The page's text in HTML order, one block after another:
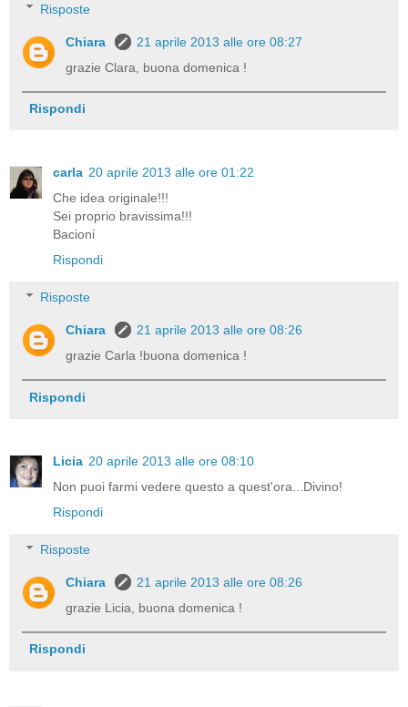
Risposte
Chiara
21 aprile 2013 alle ore 08:27
grazie Clara, buona domenica !
Rispondi
carla 20 aprile 2013 alle ore 01:22
Che idea originale!!!
Sei proprio bravissima!!!
Bacioni
Rispondi
Risposte
Chiara
21 aprile 2013 alle ore 08:26
grazie Carla !buona domenica !
Rispondi
Licia 20 aprile 2013 alle ore 08:10
Non puoi farmi vedere questo a quest'ora...Divino!
Rispondi
Risposte
Chiara
21 aprile 2013 alle ore 08:26
grazie Licia, buona domenica !
Rispondi